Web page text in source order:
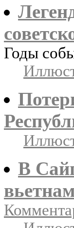
Годы
В